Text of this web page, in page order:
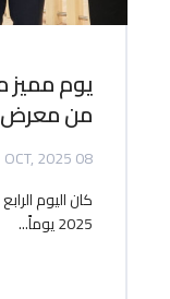
يوم مميز
من معرض Busworld 2025
08 OCT, 2025
2025 يوماً...